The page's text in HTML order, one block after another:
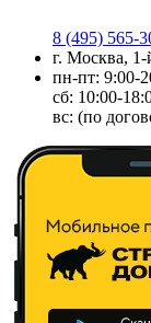
8 (495) 565-
г. Москва, 1-
пн-пт: 9:00-
сб: 10:00-
вс: (по